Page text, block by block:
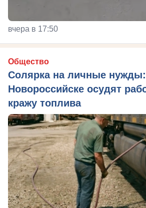
вчера в 17:50
Общество
Солярка на личные
Новороссийске осудят
кражу топлива